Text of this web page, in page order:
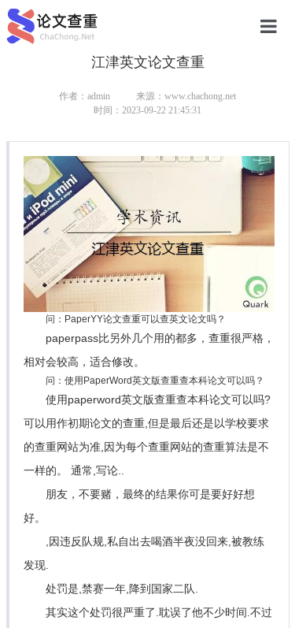
本科论文
硕士论文
博士论文
江津英文论文查重
作者：admin
来源：www.chachong.net
时间：2023-09-22 21:45:31
问：PaperYY论文查重可以查英文论文吗？
paperpass比另外几个用的都多，查重很严格，
相对会较高，适合修改。
问：使用PaperWord英文版查重查本科论文可以吗？
使用paperword英文版查重查本科论文可以吗?
可以用作初期论文的查重,但是最后还是以学校要求
的查重网站为准,因为每个查重网站的查重算法是不
一样的。 通常,写论..
朋友，不要赌，最终的结果你可是要好好想
好。
,因违反队规,私自出去喝酒半夜没回来,被教练
发现.
处罚是,禁赛一年,降到国家二队.
其实这个处罚很严重了.耽误了他不少时间.不过